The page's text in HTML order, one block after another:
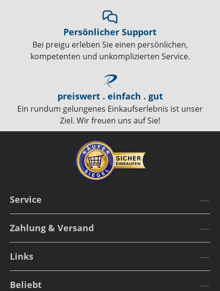
Persönlicher Support
Bei preigu erleben Sie einen persönlichen,
kompetenten und unkomplizierten Service.
preiswert . einfach . gut
Ein rundum gelungenes Einkaufserlebnis ist unser
Ziel. Wir freuen uns auf Sie!
Service
Zahlung & Versand
Links
Beliebt